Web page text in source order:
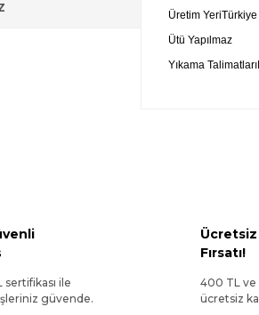
Üretim YeriTürkiye
Ütü Yapılmaz
Yıkama
sertifikası ile
güvende.
Fırsatı!
400 TL ve
ücretsiz